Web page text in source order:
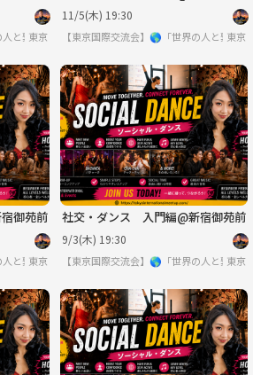
人と繋りたい」違う世界見てみたい方は必見 ※英語喋
東京
11/5(木) 19:30
【東京国際交流会】🌎「世界の人と繋り
東京
御苑前
人と繋りたい」違う世界見てみたい方は必見 ※英語喋
東京
社交・ダンス 入門編@新宿御苑前
9/3(木) 19:30
【東京国際交流会】🌎「世界の人と繋り
東京